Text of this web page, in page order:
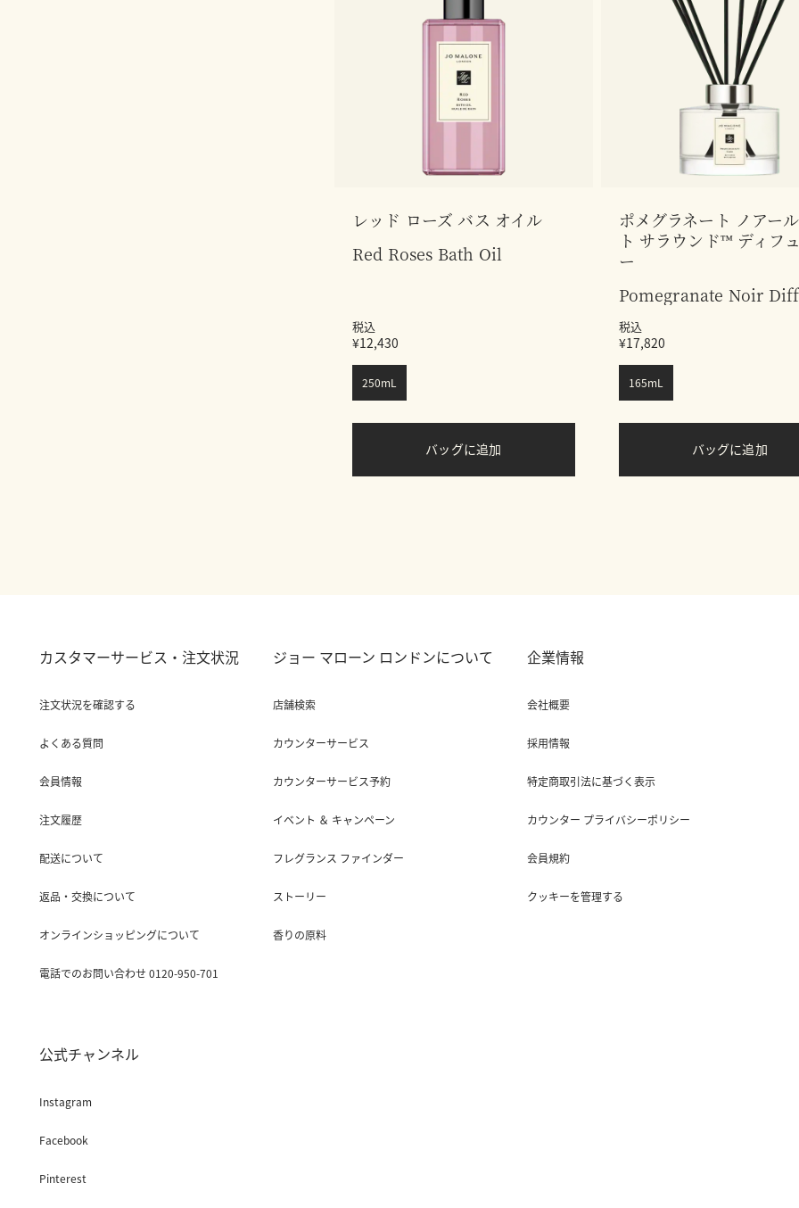
レッド ローズ バス オイル
Red Roses Bath Oil
税込
¥12,430
250mL
バッグに追加
ポメグラネート ノアー
ト サラウンド™ ディフ
ー
Pomegranate Noir
税込
¥17,820
165mL
バッグに追加
カスタマーサービス・注文状況
注文状況を確認する
よくある質問
会員情報
注文履歴
配送について
返品・交換について
オンラインショッピングについて
電話でのお問い合わせ 0120-950-701
ジョー マローン ロンドンについて
店舗検索
カウンターサービス
カウンターサービス予約
イベント ＆ キャンペーン
フレグランス ファインダー
ストーリー
香りの原料
企業情報
会社概要
採用情報
特定商取引法に基づく表示
カウンター プライバシーポリシー
会員規約
クッキーを管理する
公式チャンネル
Instagram
Facebook
Pinterest